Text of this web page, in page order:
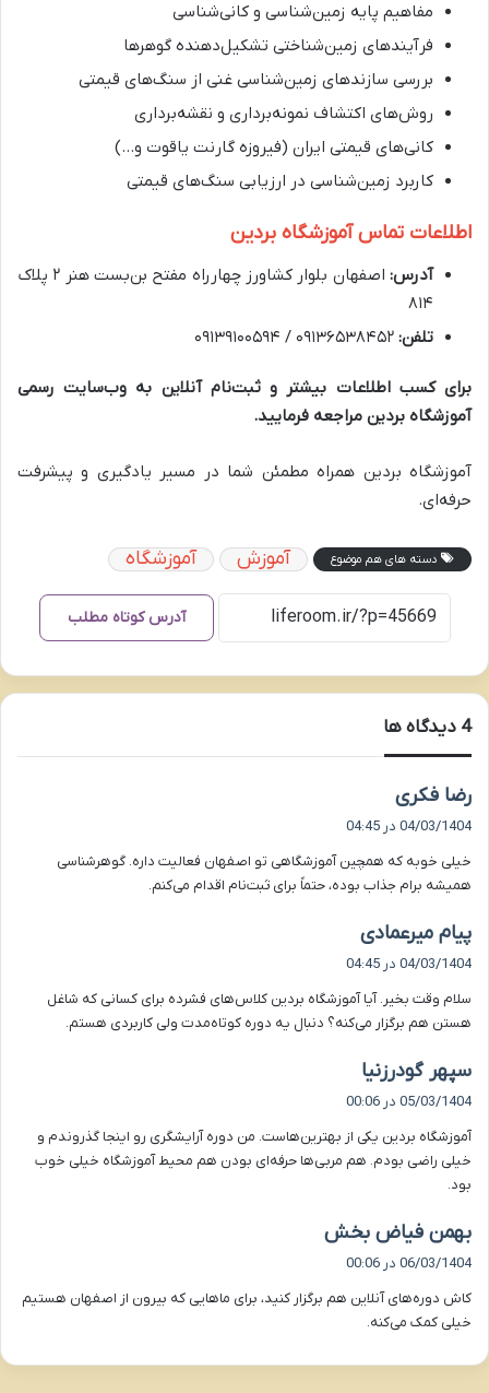
مفاهیم پایه زمین‌شناسی و کانی‌شناسی
فرآیندهای زمین‌شناختی تشکیل‌دهنده گوهرها
بررسی سازندهای زمین‌شناسی غنی از سنگ‌های قیمتی
روش‌های اکتشاف نمونه‌برداری و نقشه‌برداری
کانی‌های قیمتی ایران (فیروزه گارنت یاقوت و…)
کاربرد زمین‌شناسی در ارزیابی سنگ‌های قیمتی
اطلاعات تماس آموزشگاه بردین
آدرس:
اصفهان بلوار کشاورز چهارراه مفتح بن‌بست هنر ۲ پلاک
۸۱۴
تلفن: ۰۹۱۳۶۵۳۸۴۵۲ / ۰۹۱۳۹۱۰۰۵۹۴
برای کسب اطلاعات بیشتر و ثبت‌نام آنلاین به وب‌سایت رسمی
آموزشگاه بردین مراجعه فرمایید.
آموزشگاه بردین همراه مطمئن شما در مسیر یادگیری و پیشرفت
حرفه‌ای.
دسته های هم موضوع آموزش آموزشگاه
آدرس کوتاه مطلب
‫4 دیدگاه ها
رضا فکری
:
04/03/1404 در 04:45
خیلی خوبه که همچین آموزشگاهی تو اصفهان فعالیت داره. گوهرشناسی
همیشه برام جذاب بوده، حتماً برای ثبت‌نام اقدام می‌کنم.
پیام میرعمادی
ف
:
04/03/1404 در 04:45
سلام وقت بخیر. آیا آموزشگاه بردین کلاس‌های فشرده برای کسانی که شاغل
هستن هم برگزار می‌کنه؟ دنبال یه دوره کوتاه‌مدت ولی کاربردی هستم.
سپهر گودرزنیا
ف
:
05/03/1404 در 00:06
آموزشگاه بردین یکی از بهترین‌هاست. من دوره آرایشگری رو اینجا گذروندم و
خیلی راضی بودم. هم مربی‌ها حرفه‌ای بودن هم محیط آموزشگاه خیلی خوب
بود.
بهمن فیاض بخش
:
06/03/1404 در 00:06
کاش دوره‌های آنلاین هم برگزار کنید، برای ماهایی که بیرون از اصفهان هستیم
خیلی کمک می‌کنه.